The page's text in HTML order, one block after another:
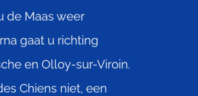
de Maas weer
gaat u richting
en Olloy-sur-Viroin.
Chiens niet, een